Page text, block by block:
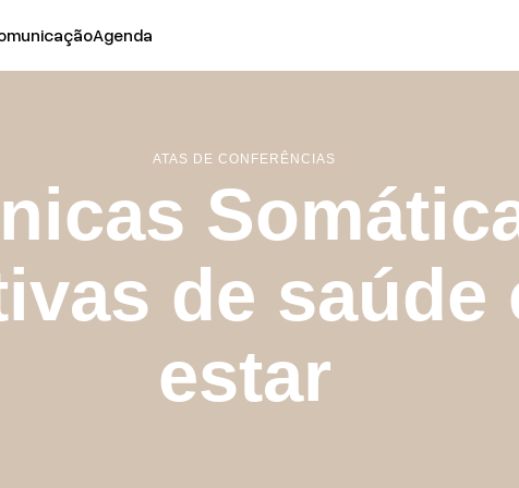
Agenda
ATAS DE CONFERÊNCIAS
de saúde
estar